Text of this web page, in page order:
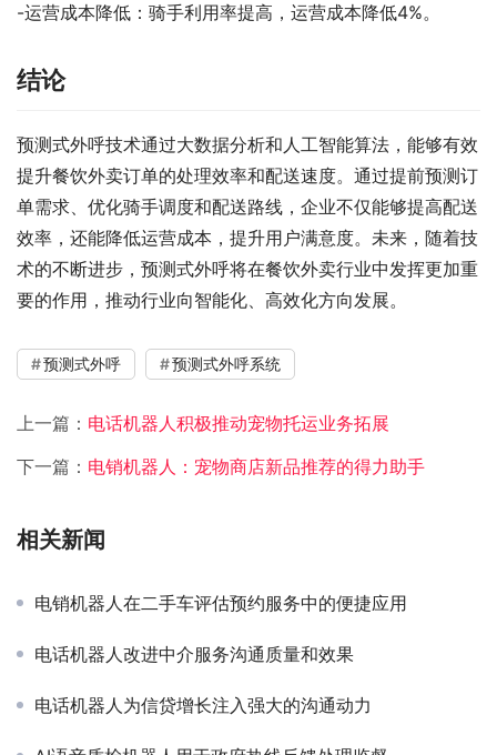
-运营成本降低：骑手利用率提高，运营成本降低4%。
结论
预测式外呼技术通过大数据分析和人工智能算法，能够有效
提升餐饮外卖订单的处理效率和配送速度。通过提前预测订
单需求、优化骑手调度和配送路线，企业不仅能够提高配送
效率，还能降低运营成本，提升用户满意度。未来，随着技
术的不断进步，预测式外呼将在餐饮外卖行业中发挥更加重
要的作用，推动行业向智能化、高效化方向发展。
预测式外呼 预测式外呼系统
上一篇： 电话机器人积极推动宠物托运业务拓展
下一篇： 电销机器人：宠物商店新品推荐的得力助手
相关新闻
电销机器人在二手车评估预约服务中的便捷应用
电话机器人改进中介服务沟通质量和效果
电话机器人为信贷增长注入强大的沟通动力